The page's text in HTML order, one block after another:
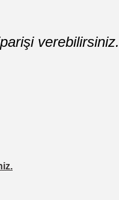
verebilirsiniz.